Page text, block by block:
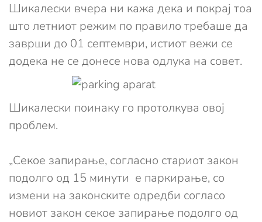
Шикалески вчера ни кажа дека и покрај тоа
што летниот режим по правило требаше да
заврши до 01 септември, истиот вежи се
додека не се донесе нова одлука на совет.
Шикалески поинаку го протолкува овој
проблем.
„Секое запирање, согласно стариот закон
подолго од 15 минути е паркирање, со
измени на законските одредби согласо
новиот закон секое запирање подолго од